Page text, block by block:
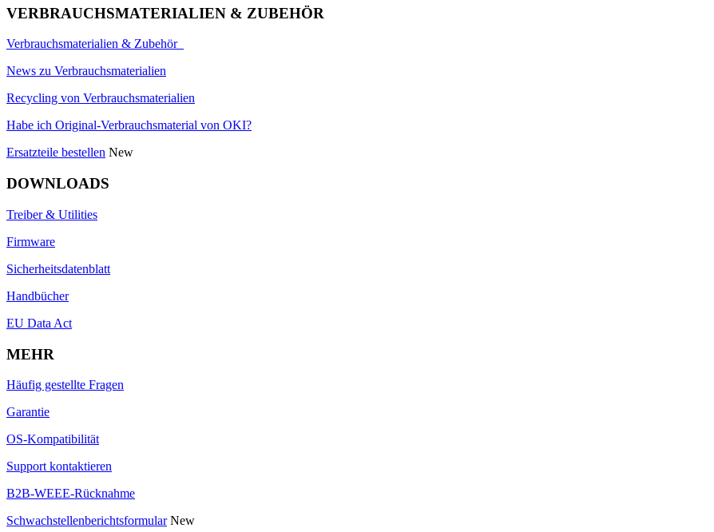
VERBRAUCHSMATERIALIEN & ZUBEHÖR
Verbrauchsmaterialien & Zubehör
News zu Verbrauchsmaterialien
Recycling von Verbrauchsmaterialien
Habe ich Original-Verbrauchsmaterial von OKI?
Ersatzteile bestellen New
DOWNLOADS
Treiber & Utilities
Firmware
Sicherheitsdatenblatt
Handbücher
EU Data Act
MEHR
Häufig gestellte Fragen
Garantie
OS-Kompatibilität
Support kontaktieren
B2B-WEEE-Rücknahme
Schwachstellenberichtsformular New